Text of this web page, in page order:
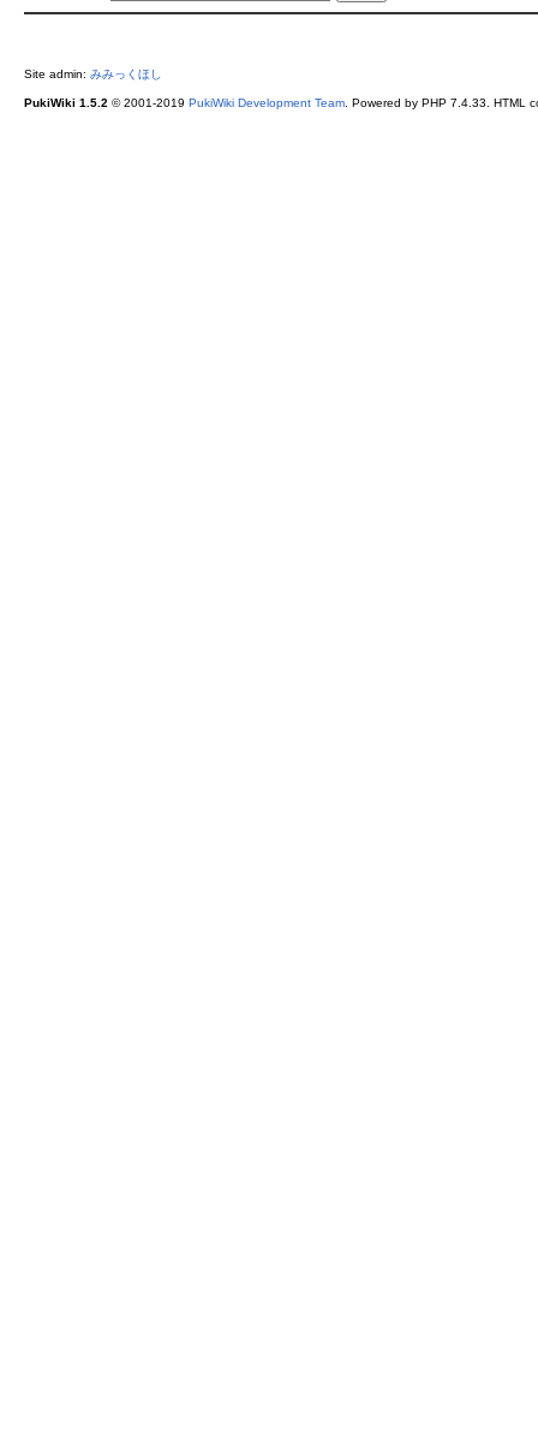
Site admin: みみっくほし
PukiWiki 1.5.2 © 2001-2019 PukiWiki Development Team. Powered by PHP 7.4.33. HTML